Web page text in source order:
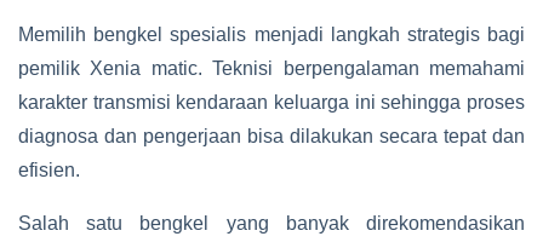
Memilih bengkel spesialis menjadi langkah strategis bagi
pemilik Xenia matic. Teknisi berpengalaman memahami
karakter transmisi kendaraan keluarga ini sehingga proses
diagnosa dan pengerjaan bisa dilakukan secara tepat dan
efisien.
Salah satu bengkel yang banyak direkomendasikan